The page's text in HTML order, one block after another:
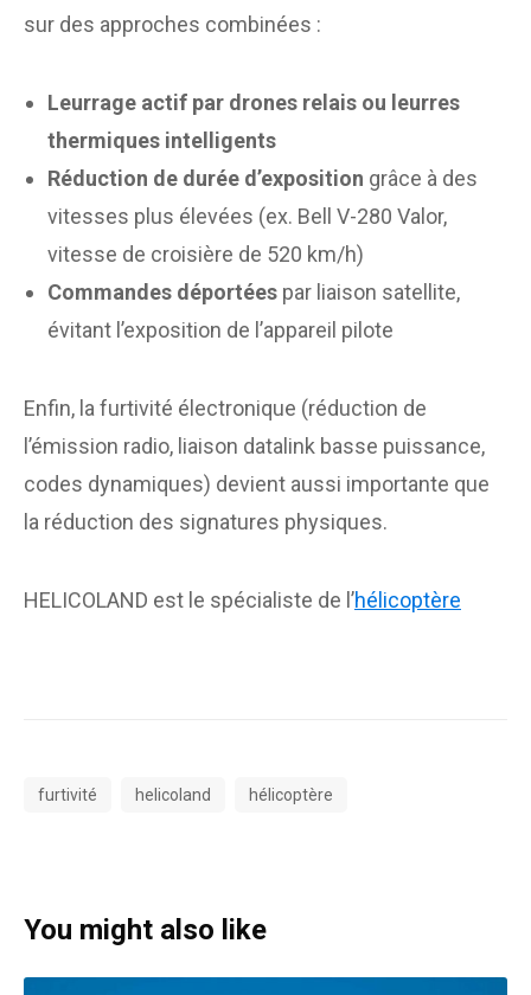
sur des approches combinées :
Leurrage actif par drones relais ou leurres
thermiques intelligents
Réduction de durée d’exposition grâce à des
vitesses plus élevées (ex. Bell V-280 Valor,
vitesse de croisière de 520 km/h)
Commandes déportées par liaison satellite,
évitant l’exposition de l’appareil pilote
Enfin, la furtivité électronique (réduction de
l’émission radio, liaison datalink basse puissance,
codes dynamiques) devient aussi importante que
la réduction des signatures physiques.
HELICOLAND est le spécialiste de l’hélicoptère
furtivité helicoland hélicoptère
You might also like